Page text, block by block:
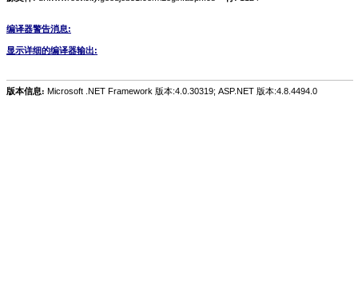
编译器警告消息:
显示详细的编译器输出:
版本信息: Microsoft .NET Framework 版本:4.0.30319; ASP.NET 版本:4.8.4494.0